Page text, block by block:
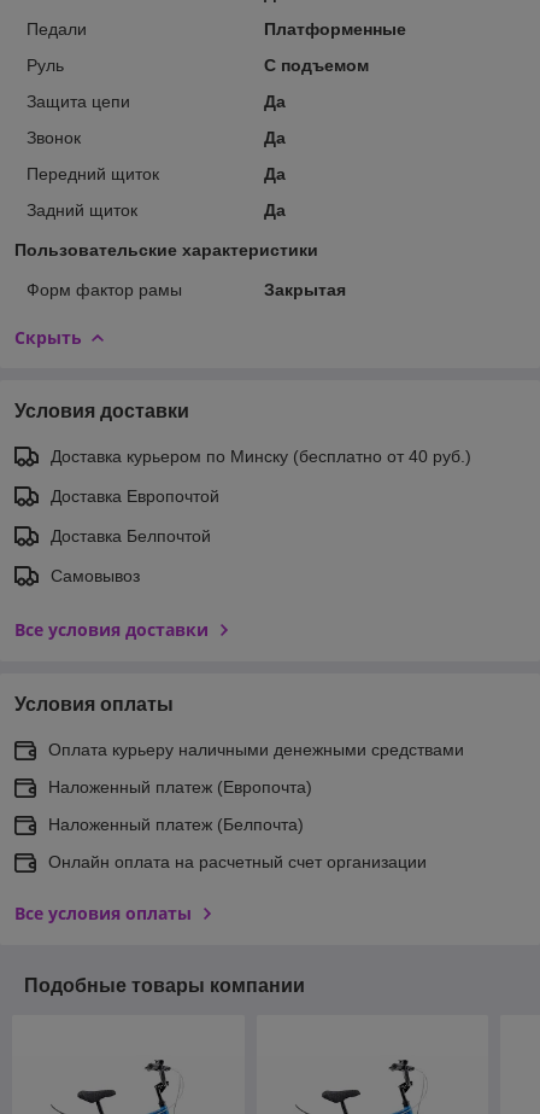
Педали
Платформенные
Руль
С подъемом
Защита цепи
Да
Звонок
Да
Передний щиток
Да
Задний щиток
Да
Пользовательские характеристики
Форм фактор рамы Закрытая
Скрыть
Условия доставки
Доставка курьером по Минску (бесплатно от 40 руб.)
Доставка Европочтой
Доставка Белпочтой
Самовывоз
Все условия доставки
Условия оплаты
Оплата курьеру наличными денежными средствами
Наложенный платеж (Европочта)
Наложенный платеж (Белпочта)
Онлайн оплата на расчетный счет организации
Все условия оплаты
Подобные товары компании